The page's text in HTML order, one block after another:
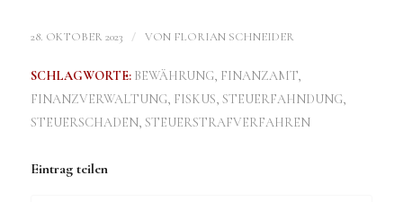
28. OKTOBER 2023 / VON FLORIAN SCHNEIDER
SCHLAGWORTE: BEWÄHRUNG, FINANZAMT,
FINANZVERWALTUNG, FISKUS, STEUERFAHNDUNG,
STEUERSCHADEN, STEUERSTRAFVERFAHREN
Eintrag teilen